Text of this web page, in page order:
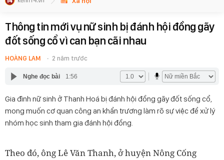
Thông tin mới vụ nữ sinh bị đánh hội đồng gãy
đốt sống cổ vì can bạn cãi nhau
HOÀNG LAM 2 năm trước
Nghe đọc bài 1:56
Gia đình nữ sinh ở Thanh Hoá bị đánh hội đồng gãy đốt sống cổ,
mong muốn cơ quan công an khẩn trương làm rõ sự việc để xử lý
nhóm học sinh tham gia đánh hội đồng.
Theo đó, ông Lê Văn Thanh, ở huyện Nông Cống